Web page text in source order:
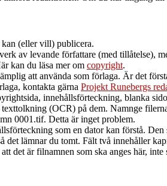
kan (eller vill) publicera.
av levande författare (med tillåtelse),
kan du läsa mer om copyright.
att använda som förlaga. Är det
kontakta gärna Projekt Runebergs
innehållsförteckning, blanka
(OCR) på dem. Namnge
0001.tif. Detta är inget problem.
som en dator kan förstå.
lämnar du tomt. Fält två innehåller
det är filnamnen som ska anges här,